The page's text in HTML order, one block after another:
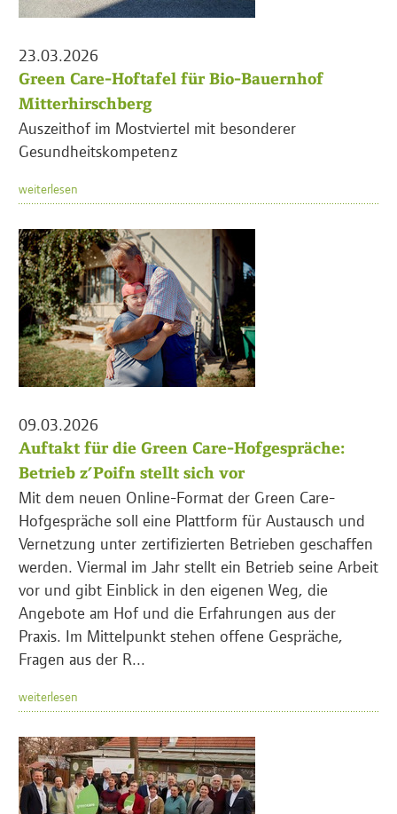
23.03.2026
Green Care-Hoftafel für Bio-Bauernhof
Mitterhirschberg
Auszeithof im Mostviertel mit besonderer
Gesundheitskompetenz
weiterlesen
09.03.2026
Auftakt für die Green Care-Hofgespräche:
Betrieb z’Poifn stellt sich vor
Mit dem neuen Online-Format der Green Care-
Hofgespräche soll eine Plattform für Austausch und
Vernetzung unter zertifizierten Betrieben geschaffen
werden. Viermal im Jahr stellt ein Betrieb seine Arbeit
vor und gibt Einblick in den eigenen Weg, die
Angebote am Hof und die Erfahrungen aus der
Praxis. Im Mittelpunkt stehen offene Gespräche,
Fragen aus der R...
weiterlesen